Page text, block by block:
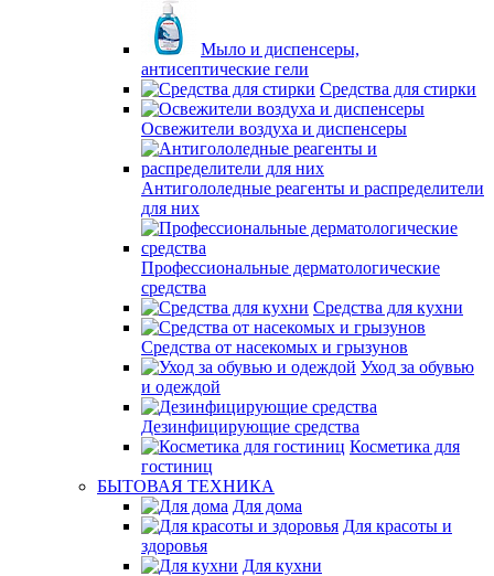
Мыло и диспенсеры,
антисептические гели
Средства для стирки
Освежители воздуха и диспенсеры
Антигололедные реагенты и распределители
для них
Профессиональные дерматологические
средства
Средства для кухни
Средства от насекомых и грызунов
Уход за обувью
и одеждой
Дезинфицирующие средства
Косметика для
гостиниц
БЫТОВАЯ ТЕХНИКА
Для дома
Для красоты и
здоровья
Для кухни